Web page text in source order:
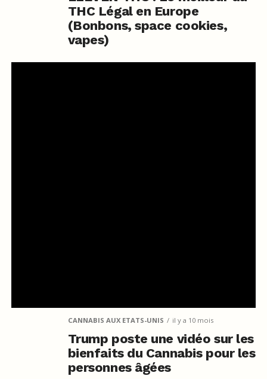
THC Légal en Europe
(Bonbons, space cookies,
vapes)
CANNABIS AUX ETATS-UNIS il y a 10 mois
Trump poste une vidéo sur les
bienfaits du Cannabis pour les
personnes âgées